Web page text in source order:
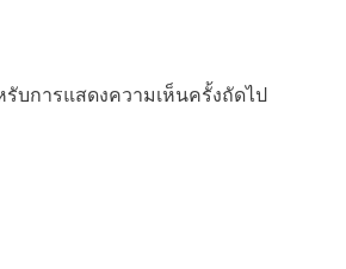
บการแสดงความเห็นครั้งถัดไป